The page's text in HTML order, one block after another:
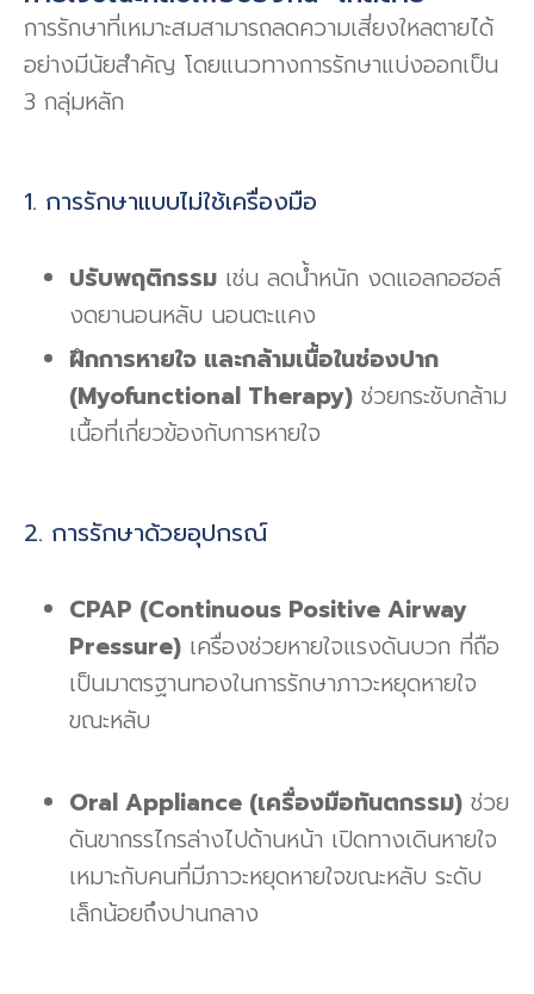
การรักษาที่เหมาะสมสามารถลดความเสี่ยงใหลตายได้
อย่างมีนัยสำคัญ โดยแนวทางการรักษาแบ่งออกเป็น
3 กลุ่มหลัก
1. การรักษาแบบไม่ใช้เครื่องมือ
ปรับพฤติกรรม เช่น ลดน้ำหนัก งดแอลกอฮอล์
งดยานอนหลับ นอนตะแคง
ฝึกการหายใจ และกล้ามเนื้อในช่องปาก
(Myofunctional Therapy) ช่วยกระชับกล้าม
เนื้อที่เกี่ยวข้องกับการหายใจ
2. การรักษาด้วยอุปกรณ์
CPAP (Continuous Positive Airway
Pressure) เครื่องช่วยหายใจแรงดันบวก ที่ถือ
เป็นมาตรฐานทองในการรักษาภาวะหยุดหายใจ
ขณะหลับ
Oral Appliance (เครื่องมือทันตกรรม) ช่วย
ดันขากรรไกรล่างไปด้านหน้า เปิดทางเดินหายใจ
เหมาะกับคนที่มีภาวะหยุดหายใจขณะหลับ ระดับ
เล็กน้อยถึงปานกลาง